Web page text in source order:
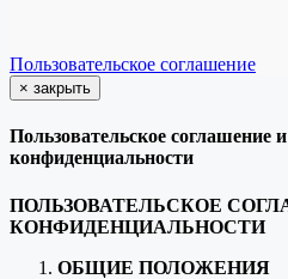
Пользовательское соглашение
× закрыть
Пользовательское соглашение
конфиденциальности
ПОЛЬЗОВАТЕЛЬСКОЕ
КОНФИДЕНЦИАЛЬНОСТИ
ОБЩИЕ ПОЛОЖЕНИЯ